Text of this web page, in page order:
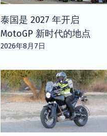
泰国是 2027 年开启
MotoGP 新时代的地点
2026年8月7日